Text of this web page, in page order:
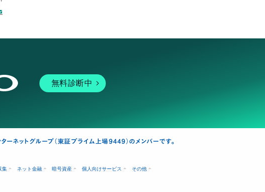
無料診断中
集 ネット金融 暗号資産 個人向けサービス その他